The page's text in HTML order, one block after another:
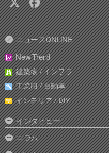
ニュースONLINE
New Trend
建築物 / インフラ
工業用 / 自動車
インテリア / DIY
インタビュー
コラム